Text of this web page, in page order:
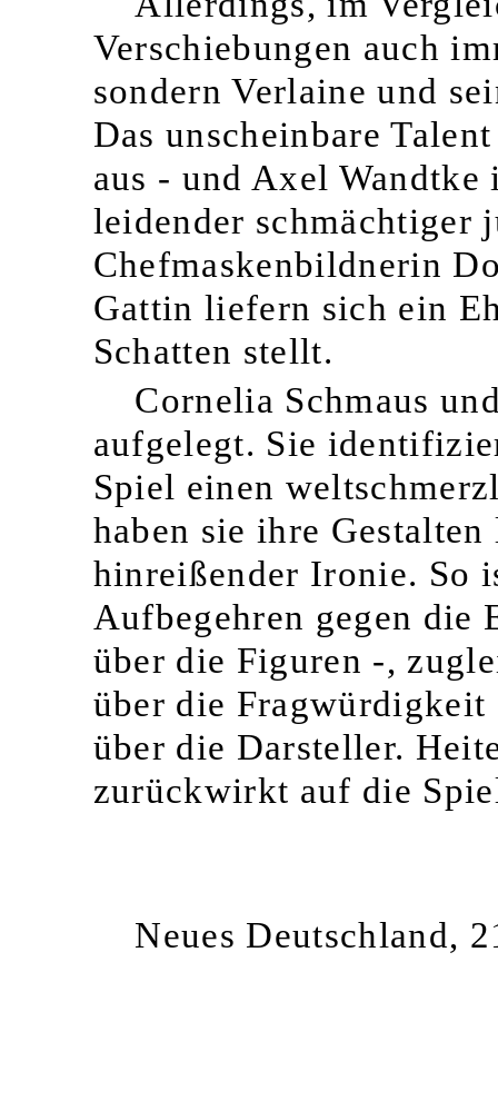
Verschiebungen auch
sondern Verlaine und
Das unscheinbare
aus - und Axel
leidender schmächtiger
Chefmaskenbildnerin
Gattin liefern sich ein
Schatten stellt.
Cornelia Schmaus
aufgelegt. Sie
Spiel einen
haben sie ihre
hinreißender Ironie. So
Aufbegehren gegen die
über die Figuren -,
über die
über die Darsteller.
zurückwirkt auf die
Neues Deutschland,